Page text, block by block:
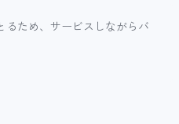
るため、サービスしながらバ